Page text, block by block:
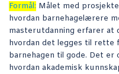
Formål: Målet med
hvordan barnehagelærere
masterutdanning erfarer at
hvordan det legges til rette
barnehagen til gode. Det er
hvordan akademisk